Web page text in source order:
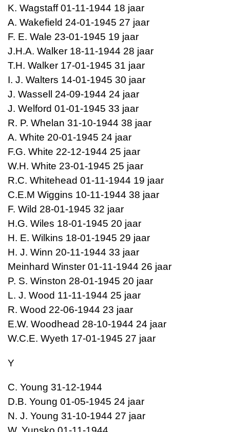
K. Wagstaff 01-11-1944 18 jaar
A. Wakefield 24-01-1945 27 jaar
F. E. Wale 23-01-1945 19 jaar
J.H.A. Walker 18-11-1944 28 jaar
T.H. Walker 17-01-1945 31 jaar
I. J. Walters 14-01-1945 30 jaar
J. Wassell 24-09-1944 24 jaar
J. Welford 01-01-1945 33 jaar
R. P. Whelan 31-10-1944 38 jaar
A. White 20-01-1945 24 jaar
F.G. White 22-12-1944 25 jaar
W.H. White 23-01-1945 25 jaar
R.C. Whitehead 01-11-1944 19 jaar
C.E.M Wiggins 10-11-1944 38 jaar
F. Wild 28-01-1945 32 jaar
H.G. Wiles 18-01-1945 20 jaar
H. E. Wilkins 18-01-1945 29 jaar
H. J. Winn 20-11-1944 33 jaar
Meinhard Winster 01-11-1944 26 jaar
P. S. Winston 28-01-1945 20 jaar
L. J. Wood 11-11-1944 25 jaar
R. Wood 22-06-1944 23 jaar
E.W. Woodhead 28-10-1944 24 jaar
W.C.E. Wyeth 17-01-1945 27 jaar
Y
C. Young 31-12-1944
D.B. Young 01-05-1945 24 jaar
N. J. Young 31-10-1944 27 jaar